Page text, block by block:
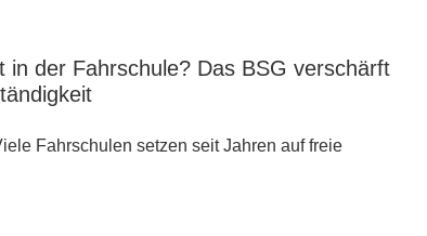
in der Fahrschule? Das BSG verschärft
Fahrschulen setzen seit Jahren auf freie